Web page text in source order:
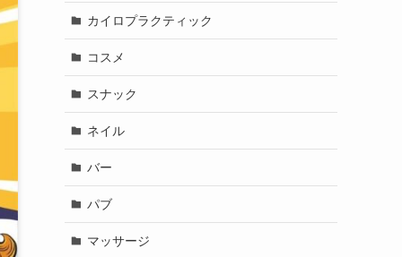
カイロプラクティック
コスメ
スナック
ネイル
バー
パブ
マッサージ